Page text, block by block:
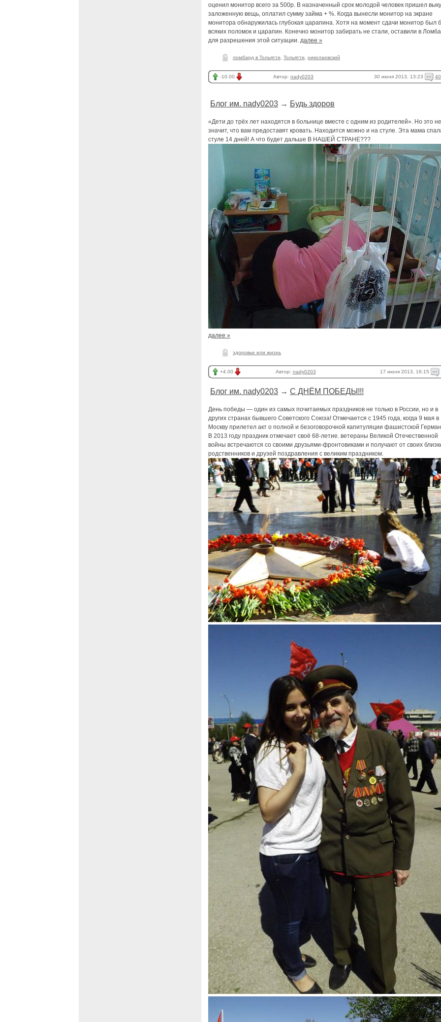
оценил монитор всего за 500р. В назначенный срок молодой человек пришел
заложенную вещь, оплатил сумму займа + %. Когда вынесли монитор на экране
монитора обнаружилась глубокая царапина. Хотя на момент сдачи монитор был
всяких поломок и царапин. Конечно монитор забирать не стали, оставили в
для разрешения этой ситуации. далее »
ломбард в Тольятти Тольятти николаевский
-10.00 Автор: nady0203 30 июня 2013, 13:23 40
Блог им. nady0203 → Будь здоров
«Дети до трёх лет находятся в больнице вместе с одним из родителей». Но это не
значит, что вам предоставят кровать. Находится можно и на стуле. Эта мама
стуле 14 дней! А что будет дальше В НАШЕЙ СТРАНЕ???
далее »
здоровье или жизнь
+4.00 Автор: nady0203 17 июня 2013, 16:15
Блог им. nady0203 → C ДНЁМ ПОБЕДЫ!!!
День победы — один из самых почитаемых праздников не только в России, но и в
других странах бывшего Советского Союза! Отмечается с 1945 года, когда 9 мая в
Москву прилетел акт о полной и безоговорочной капитуляции фашистской
В 2013 году праздник отмечает своё 68-летие. ветераны Великой Отечественной
войны встречаются со своими друзьями-фронтовиками и получают от своих
родственников и друзей поздравления с великим праздником.